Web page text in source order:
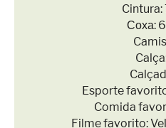
Cintura:
Соха:
Esporte
Comida
Filme favorito: